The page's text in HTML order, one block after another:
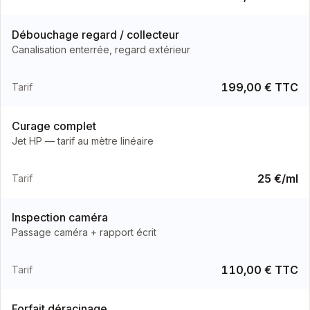
Débouchage regard / collecteur
Canalisation enterrée, regard extérieur
Tarif 199,00 € TTC
Curage complet
Jet HP — tarif au mètre linéaire
Tarif 25 €/ml
Inspection caméra
Passage caméra + rapport écrit
Tarif 110,00 € TTC